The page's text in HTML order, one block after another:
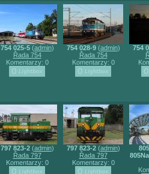
754 025-5(admin)
Řada 754
Komentarzy: 0
754 028-9(admin)
Řada 754
Komentarzy: 0
754
797 823-2(admin)
Řada 797
Komentarzy: 0
797 823-2(admin)
Řada 797
Komentarzy: 0